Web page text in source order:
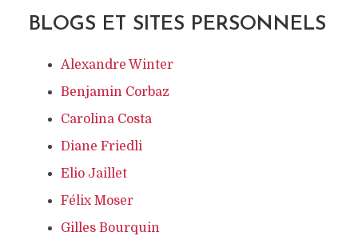
BLOGS ET SITES PERSONNELS
Alexandre Winter
Benjamin Corbaz
Carolina Costa
Diane Friedli
Elio Jaillet
Félix Moser
Gilles Bourquin